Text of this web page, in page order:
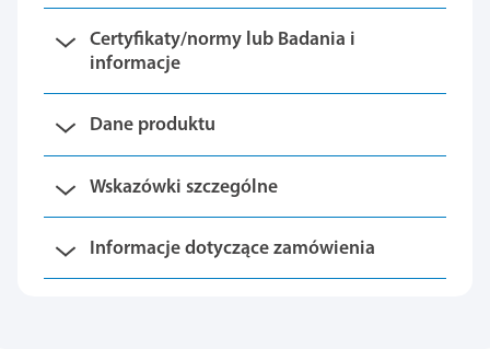
Certyfikaty/normy lub Badania i
informacje
Dane produktu
Wskazówki szczególne
Informacje dotyczące zamówienia